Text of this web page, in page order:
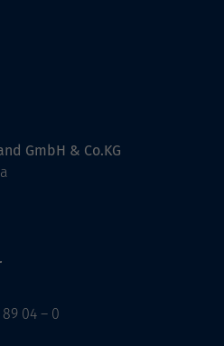
GmbH & Co.KG
89 04 – 0